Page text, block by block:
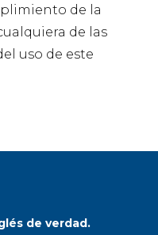
de la
de las
uso de este
de verdad.